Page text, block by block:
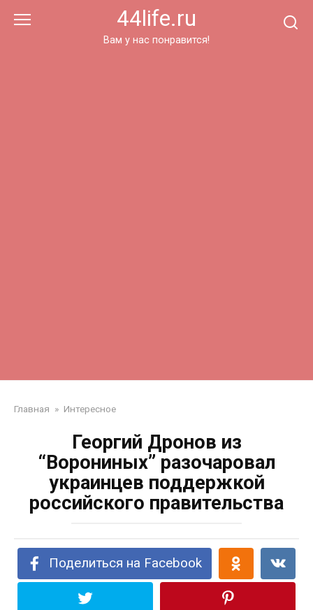
44life.ru
Вам у нас понравится!
Главная » Интересное
Георгий Дронов из
“Ворониных” разочаровал
украинцев поддержкой
российского правительства
Поделиться на Facebook